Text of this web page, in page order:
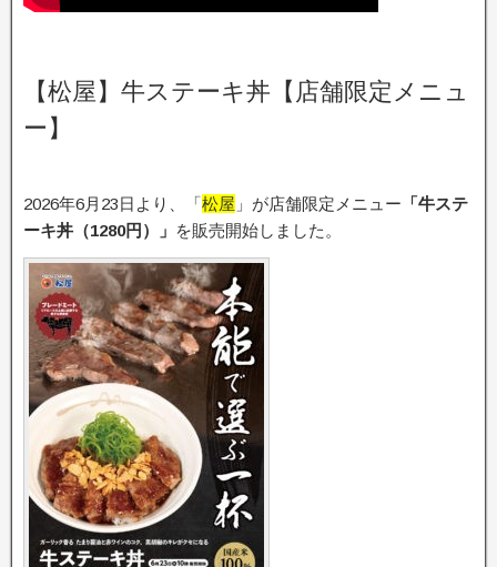
【松屋】牛ステーキ丼【店舗限定メニュ
ー】
2026年6月23日より、「松屋 」が店舗限定メニュー 「牛ステ
ーキ丼（1280円）
」 を販売開始しました。